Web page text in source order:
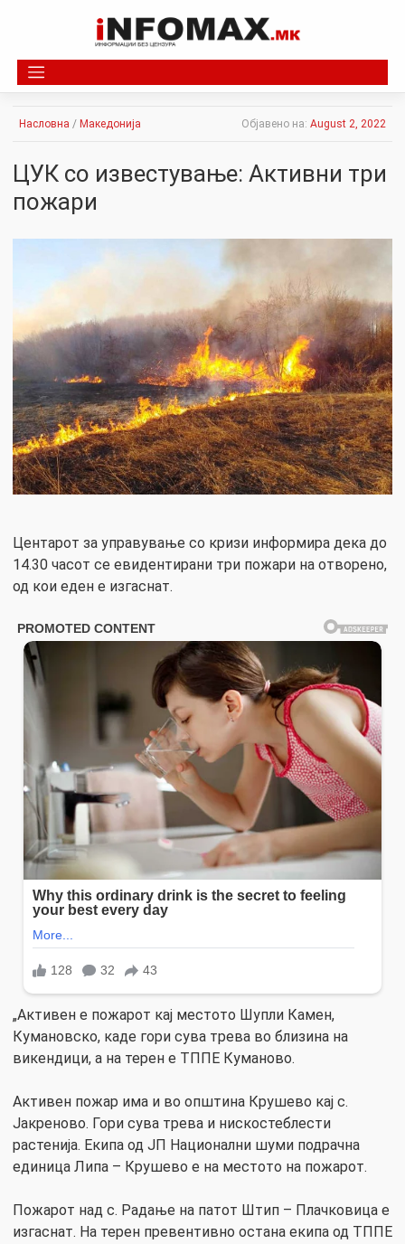
Насловна / Македонија Објавено на: August 2, 2022
ЦУК со известување: Активни три
пожари
Центарот за управување со кризи информира дека до
14.30 часот се евидентирани три пожари на отворено,
од кои еден е изгаснат.
„Активен е пожарот кај местото Шупли Камен,
Кумановско, каде гори сува трева во близина на
викендици, а на терен е ТППЕ Куманово.
Активен пожар има и во општина Крушево кај с.
Јакреново. Гори сува трева и нискостеблести
растенија. Екипа од ЈП Национални шуми подрачна
единица Липа – Крушево е на местото на пожарот.
Пожарот над с. Радање на патот Штип – Плачковица е
изгаснат. На терен превентивно остана екипа од ТППЕ